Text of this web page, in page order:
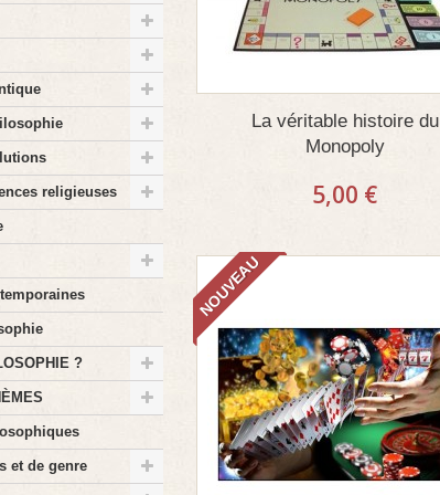
religieuses
?
et de genre
La véritable histoire du
Monopoly
5,00 €
NOUVEAU